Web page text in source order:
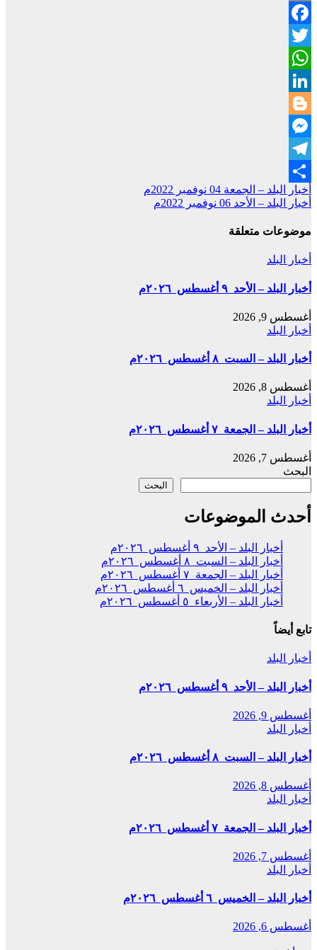
Copy
Link
Facebook
Twitter
WhatsApp
LinkedIn
Blogger
Messenger
Telegram
Share
تصفّح
المقالات
أخبار البلد – الجمعة 04 نوفمبر 2022م
أخبار البلد – الأحد 06 نوفمبر 2022م
موضوعات متعلقة
أخبار البلد
أخبار البلد – الأحد ٩ أغسطس ٢٠٢٦م
أغسطس 9, 2026
أخبار البلد
أخبار البلد – السبت ٨ أغسطس ٢٠٢٦م
أغسطس 8, 2026
أخبار البلد
أخبار البلد – الجمعة ٧ أغسطس ٢٠٢٦م
أغسطس 7, 2026
البحث
البحث
أحدث الموضوعات
أخبار البلد – الأحد ٩ أغسطس ٢٠٢٦م
أخبار البلد – السبت ٨ أغسطس ٢٠٢٦م
أخبار البلد – الجمعة ٧ أغسطس ٢٠٢٦م
أخبار البلد – الخميس ٦ أغسطس ٢٠٢٦م
أخبار البلد – الأربعاء ٥ أغسطس ٢٠٢٦م
تابع أيضاً
أخبار البلد
أخبار البلد – الأحد ٩ أغسطس ٢٠٢٦م
أغسطس 9, 2026
أخبار البلد
أخبار البلد – السبت ٨ أغسطس ٢٠٢٦م
أغسطس 8, 2026
أخبار البلد
أخبار البلد – الجمعة ٧ أغسطس ٢٠٢٦م
أغسطس 7, 2026
أخبار البلد
أخبار البلد – الخميس ٦ أغسطس ٢٠٢٦م
أغسطس 6, 2026